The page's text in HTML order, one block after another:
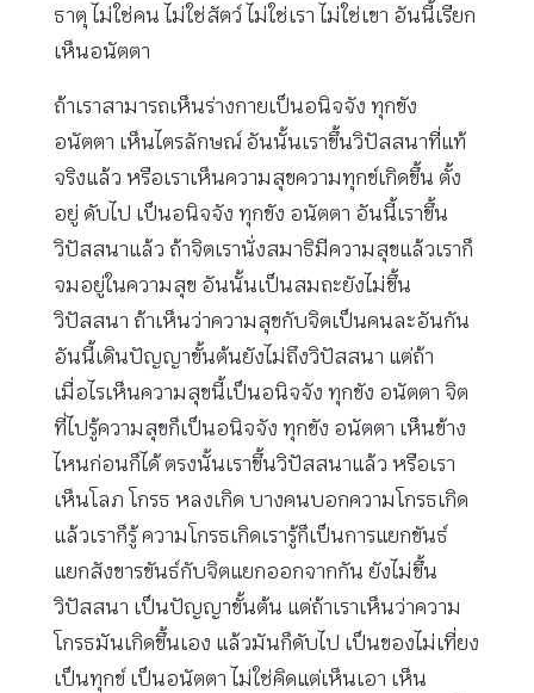
ธาตุ ไม่ใช่คน ไม่ใช่สัตว์ ไม่ใช่เรา ไม่ใช่เขา อันนี้เรียก
เห็นอนัตตา
ถ้าเราสามารถเห็นร่างกายเป็นอนิจจัง ทุกขัง
อนัตตา เห็นไตรลักษณ์ อันนั้นเราขึ้นวิปัสสนาที่แท้
จริงแล้ว หรือเราเห็นความสุขความทุกข์เกิดขึ้น ตั้ง
อยู่ ดับไป เป็นอนิจจัง ทุกขัง อนัตตา อันนี้เราขึ้น
วิปัสสนาแล้ว ถ้าจิตเรานั่งสมาธิมีความสุขแล้วเราก็
จมอยู่ในความสุข อันนั้นเป็นสมถะยังไม่ขึ้น
วิปัสสนา ถ้าเห็นว่าความสุขกับจิตเป็นคนละอันกัน
อันนี้เดินปัญญาขั้นต้นยังไม่ถึงวิปัสสนา แต่ถ้า
เมื่อไรเห็นความสุขนี้เป็นอนิจจัง ทุกขัง อนัตตา จิต
ที่ไปรู้ความสุขก็เป็นอนิจจัง ทุกขัง อนัตตา เห็นข้าง
ไหนก่อนก็ได้ ตรงนั้นเราขึ้นวิปัสสนาแล้ว หรือเรา
เห็นโลภ โกรธ หลงเกิด บางคนบอกความโกรธเกิด
แล้วเราก็รู้ ความโกรธเกิดเรารู้ก็เป็นการแยกขันธ์
แยกสังขารขันธ์กับจิตแยกออกจากกัน ยังไม่ขึ้น
วิปัสสนา เป็นปัญญาขั้นต้น แต่ถ้าเราเห็นว่าความ
โกรธมันเกิดขึ้นเอง แล้วมันก็ดับไป เป็นของไม่เที่ยง
เป็นทุกข์ เป็นอนัตตา ไม่ใช่คิดแต่เห็นเอา เห็น